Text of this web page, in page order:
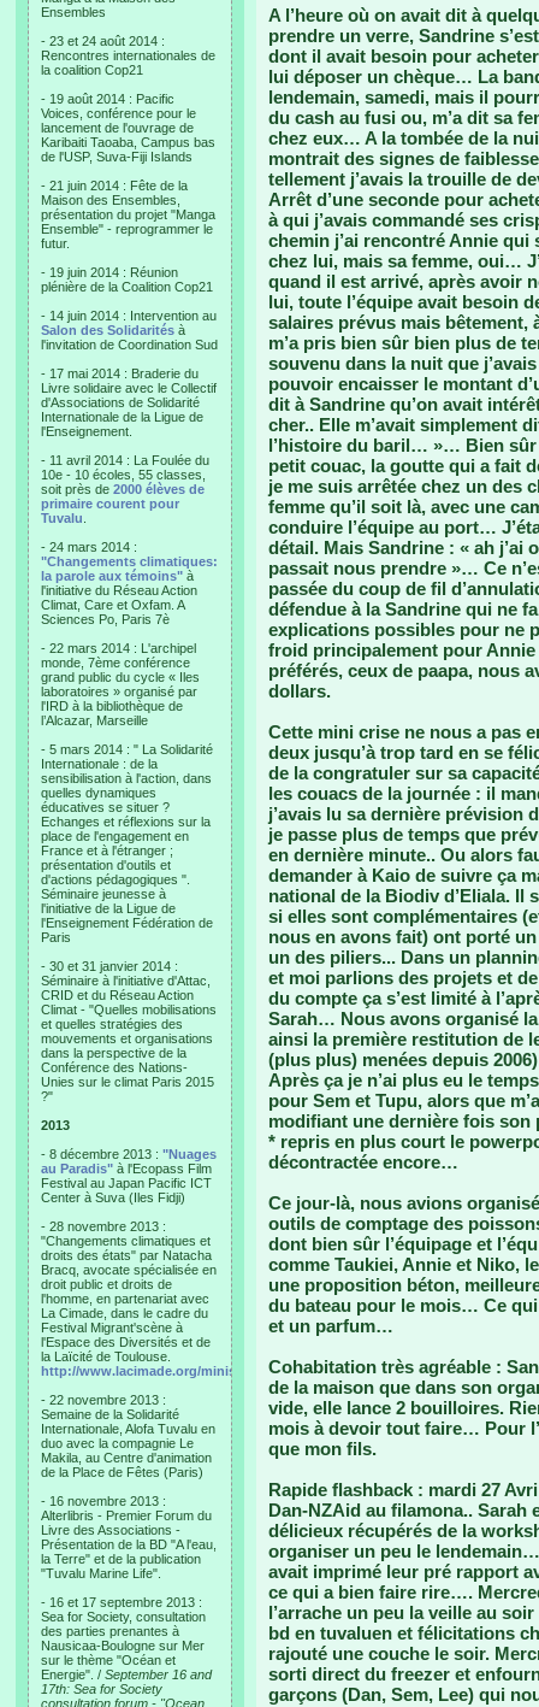
Ensembles
- 23 et 24 août 2014 :
Rencontres internationales de
la coalition Cop21
- 19 août 2014 : Pacific
Voices, conférence pour le
lancement de l'ouvrage de
Karibaiti Taoaba, Campus bas
de l'USP, Suva-Fiji Islands
- 21 juin 2014 : Fête de la
Maison des Ensembles,
présentation du projet "Manga
Ensemble" - reprogrammer le
futur.
- 19 juin 2014 : Réunion
plénière de la Coalition Cop21
- 14 juin 2014 : Intervention au
Salon des Solidarités à
l'invitation de Coordination Sud
- 17 mai 2014 : Braderie du
Livre solidaire avec le Collectif
d'Associations de Solidarité
Internationale de la Ligue de
l'Enseignement.
- 11 avril 2014 : La Foulée du
10e - 10 écoles, 55 classes,
soit près de 2000 élèves de
primaire courent pour
Tuvalu
- 24 mars 2014 :
"Changements climatiques:
la parole aux témoins" à
l'initiative du Réseau Action
Climat, Care et Oxfam. A
Sciences Po, Paris 7è
- 22 mars 2014 : L'archipel
monde, 7ème conférence
grand public du cycle « Iles
laboratoires » organisé par
l'IRD à la bibliothèque de
l’Alcazar, Marseille
- 5 mars 2014 : " La Solidarité
Internationale : de la
sensibilisation à l'action, dans
quelles dynamiques
éducatives se situer ?
Echanges et réflexions sur la
place de l'engagement en
France et à l'étranger ;
présentation d'outils et
d'actions pédagogiques ".
Séminaire jeunesse à
l'initiative de la Ligue de
l'Enseignement Fédération de
Paris
- 30 et 31 janvier 2014 :
Séminaire à l'initiative d'Attac,
CRID et du Réseau Action
Climat - "Quelles mobilisations
et quelles stratégies des
mouvements et organisations
dans la perspective de la
Conférence des Nations-
Unies sur le climat Paris 2015
?"
2013
- 8 décembre 2013 : "Nuages
au Paradis" à l'Ecopass Film
Festival au Japan Pacific ICT
Center à Suva (Iles Fidji)
- 28 novembre 2013 :
"Changements climatiques et
droits des états" par Natacha
Bracq, avocate spécialisée en
droit public et droits de
l'homme, en partenariat avec
La Cimade, dans le cadre du
Festival Migrant'scène à
l'Espace des Diversités et de
la Laïcité de Toulouse.
http://www.lacimade.org/minisites/migrantscene
- 22 novembre 2013 :
Semaine de la Solidarité
Internationale, Alofa Tuvalu en
duo avec la compagnie Le
Makila, au Centre d'animation
de la Place de Fêtes (Paris)
- 16 novembre 2013 :
Alterlibris - Premier Forum du
Livre des Associations -
Présentation de la BD "A l'eau,
la Terre" et de la publication
"Tuvalu Marine Life".
- 16 et 17 septembre 2013 :
Sea for Society, consultation
des parties prenantes à
Nausicaa-Boulogne sur Mer
sur le thème "Océan et
Energie". / September 16 and
17th: Sea for Society
consultation forum - "Ocean
A l’heure où on avait dit à
prendre un verre, Sandrine
dont il avait besoin pour
lui déposer un chèque… La
lendemain, samedi, mais il
du cash au fusi ou, m’a dit sa
chez eux… A la tombée de la
montrait des signes de
tellement j’avais la trouille de
Arrêt d’une seconde pour
à qui j’avais commandé ses
chemin j’ai rencontré Annie
chez lui, mais sa femme, oui…
quand il est arrivé, après avoir
lui, toute l’équipe avait besoin
salaires prévus mais bêtement,
m’a pris bien sûr bien plus de
souvenu dans la nuit que
pouvoir encaisser le montant
dit à Sandrine qu’on avait
cher.. Elle m’avait simplement
l’histoire du baril… »… Bien
petit couac, la goutte qui a fait
je me suis arrêtée chez un des
femme qu’il soit là, avec une
conduire l’équipe au port…
détail. Mais Sandrine : « ah j’ai
passait nous prendre »… Ce
passée du coup de fil
défendue à la Sandrine qui ne
explications possibles pour ne
froid principalement pour
préférés, ceux de paapa, nous
dollars.
Cette mini crise ne nous a pas
deux jusqu’à trop tard en se
de la congratuler sur sa
les couacs de la journée : il
j’avais lu sa dernière prévision
je passe plus de temps que
en dernière minute.. Ou alors
demander à Kaio de suivre ça
national de la Biodiv d’Eliala. Il
si elles sont complémentaires
nous en avons fait) ont porté
un des piliers... Dans un
et moi parlions des projets et
du compte ça s’est limité à
Sarah… Nous avons organisé
ainsi la première restitution de
(plus plus) menées depuis
Après ça je n’ai plus eu le
pour Sem et Tupu, alors que
modifiant une dernière fois
* repris en plus court le
décontractée encore…
Ce jour-là, nous avions
outils de comptage des
dont bien sûr l’équipage et
comme Taukiei, Annie et Niko,
une proposition béton,
du bateau pour le mois… Ce
et un parfum…
Cohabitation très agréable :
de la maison que dans son
vide, elle lance 2 bouilloires.
mois à devoir tout faire… Pour
que mon fils.
Rapide flashback : mardi 27
Dan-NZAid au filamona.. Sarah
délicieux récupérés de la
organiser un peu le
avait imprimé leur pré rapport
ce qui a bien faire rire….
l’arrache un peu la veille au
bd en tuvaluen et félicitations
rajouté une couche le soir.
sorti direct du freezer et
garçons (Dan, Sem, Lee) qui